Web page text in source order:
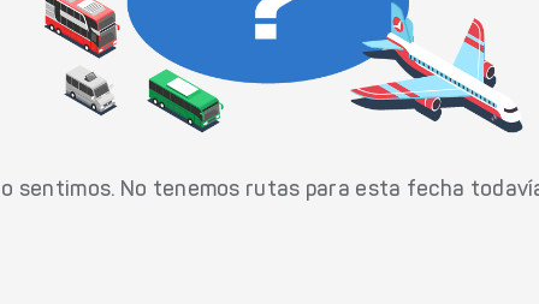
sentimos. No tenemos rutas para esta fecha